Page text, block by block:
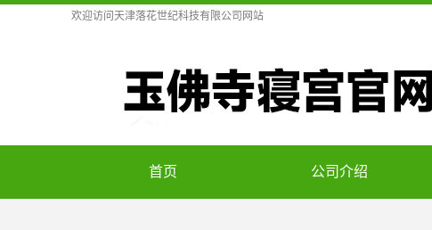
欢迎访问 天津落花世纪科技有限公司 网站
首页 公司介绍